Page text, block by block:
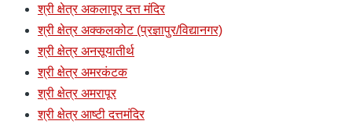
श्री क्षेत्र अकलापूर दत्त मंदिर
श्री क्षेत्र अक्कलकोट (प्रज्ञापुर/विद्यानगर)
श्री क्षेत्र अनसूयातीर्थ
श्री क्षेत्र अमरकंटक
श्री क्षेत्र अमरापूर
श्री क्षेत्र आष्टी दत्तमंदिर